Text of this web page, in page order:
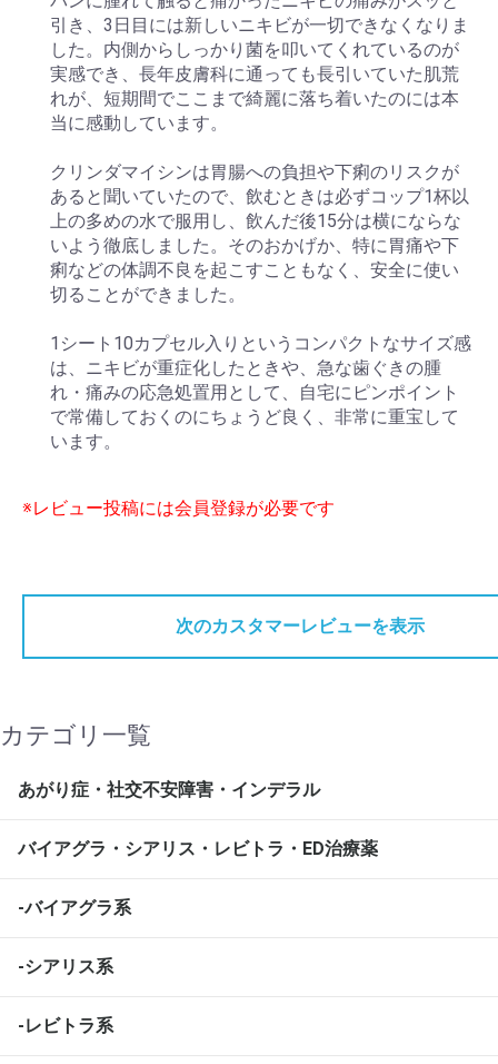
引き、3日目には新しいニキビが一切できなくなりま
した。内側からしっかり菌を叩いてくれているのが
実感でき、長年皮膚科に通っても長引いていた肌荒
れが、短期間でここまで綺麗に落ち着いたのには本
当に感動しています。
クリンダマイシンは胃腸への負担や下痢のリスクが
あると聞いていたので、飲むときは必ずコップ1杯以
上の多めの水で服用し、飲んだ後15分は横にならな
いよう徹底しました。そのおかげか、特に胃痛や下
痢などの体調不良を起こすこともなく、安全に使い
切ることができました。
1シート10カプセル入りというコンパクトなサイズ感
は、ニキビが重症化したときや、急な歯ぐきの腫
れ・痛みの応急処置用として、自宅にピンポイント
で常備しておくのにちょうど良く、非常に重宝して
います。
※レビュー投稿には会員登録が必要です
次のカスタマーレビューを表示
カテゴリ一覧
あがり症・社交不安障害・インデラル
バイアグラ・シアリス・レビトラ・ED治療薬
-バイアグラ系
-シアリス系
-レビトラ系